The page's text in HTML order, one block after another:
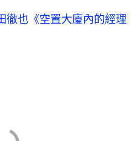
徹也《空置大廈內的經理